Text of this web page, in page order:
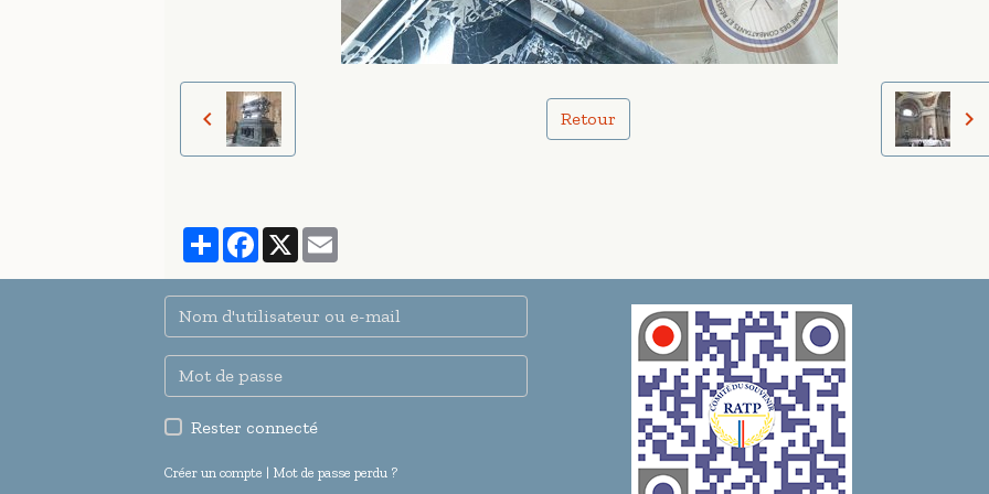
Retour
PartagerFacebook
X
Rester connecté
Créer un compte | Mot de passe perdu ?